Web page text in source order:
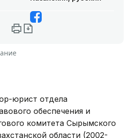
юрист отдела
обеспечения и
комитета Сырымского
области (2002-